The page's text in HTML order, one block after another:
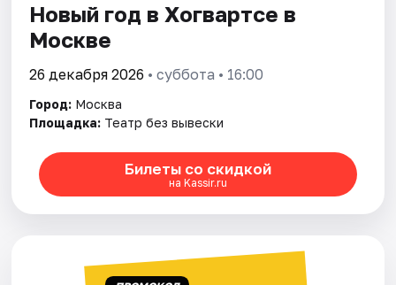
Новый год в Хогвартсе в
Москве
26 декабря 2026 • суббота • 16:00
Город: Москва
Площадка: Театр без вывески
Билеты со скидкой
на Kassir.ru